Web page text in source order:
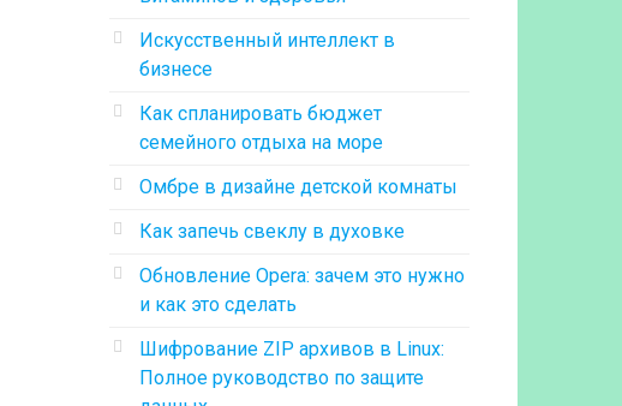
Искусственный интеллект в
бизнесе
Как спланировать бюджет
семейного отдыха на море
Омбре в дизайне детской комнаты
Как запечь свеклу в духовке
Обновление Opera: зачем это нужно
и как это сделать
Шифрование ZIP архивов в Linux:
Полное руководство по защите